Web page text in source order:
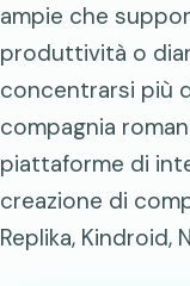
ampie che
produttività o
concentrarsi più
compagnia
piattaforme di
creazione di
Replika, Kindroid,